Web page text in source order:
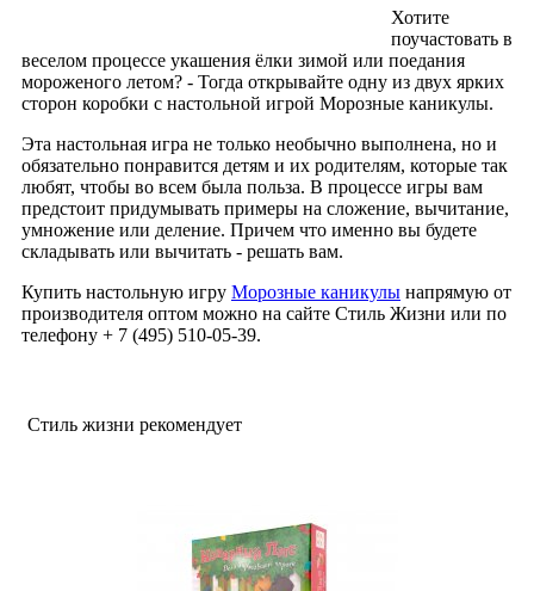
Хотите
поучастовать в
веселом процессе укашения ёлки зимой или поедания
мороженого летом? - Тогда открывайте одну из двух ярких
сторон коробки с настольной игрой Морозные каникулы.
Эта настольная игра не только необычно выполнена, но и
обязательно понравится детям и их родителям, которые так
любят, чтобы во всем была польза. В процессе игры вам
предстоит придумывать примеры на сложение, вычитание,
умножение или деление. Причем что именно вы будете
складывать или вычитать - решать вам.
Купить настольную игру Морозные каникулы напрямую от
производителя оптом можно на сайте Стиль Жизни или по
телефону + 7 (495) 510-05-39.
Стиль жизни рекомендует